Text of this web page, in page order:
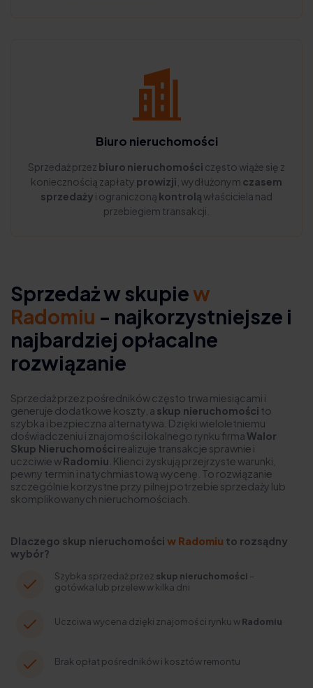
Biuro nieruchomości
Sprzedaż przez biuro nieruchomości często wiąże się z
koniecznością zapłaty prowizji , wydłużonym czasem
sprzedaży i ograniczoną kontroląwłaściciela nad
przebiegiem transakcji.
Sprzedaż w skupiew
Radomiu - najkorzystniejsze i
najbardziej opłacalne
rozwiązanie
Sprzedaż przez pośredników często trwa miesiącami i
generuje dodatkowe koszty, a skup nieruchomości to
szybka i bezpieczna alternatywa. Dzięki wieloletniemu
doświadczeniu i znajomości lokalnego rynku firmaWalor
Skup Nieruchomości realizuje transakcje sprawnie i
uczciwie wRadomiu . Klienci zyskują przejrzyste warunki,
pewny termin i natychmiastową wycenę. To rozwiązanie
szczególnie korzystne przy pilnej potrzebie sprzedaży lub
skomplikowanych nieruchomościach.
Dlaczego skup nieruchomości w Radomiu to rozsądny
wybór?
Szybka sprzedaż przez skup nieruchomości –
gotówka lub przelew w kilka dni
Uczciwa wycena dzięki znajomości rynku wRadomiu
Brak opłat pośredników i kosztów remontu